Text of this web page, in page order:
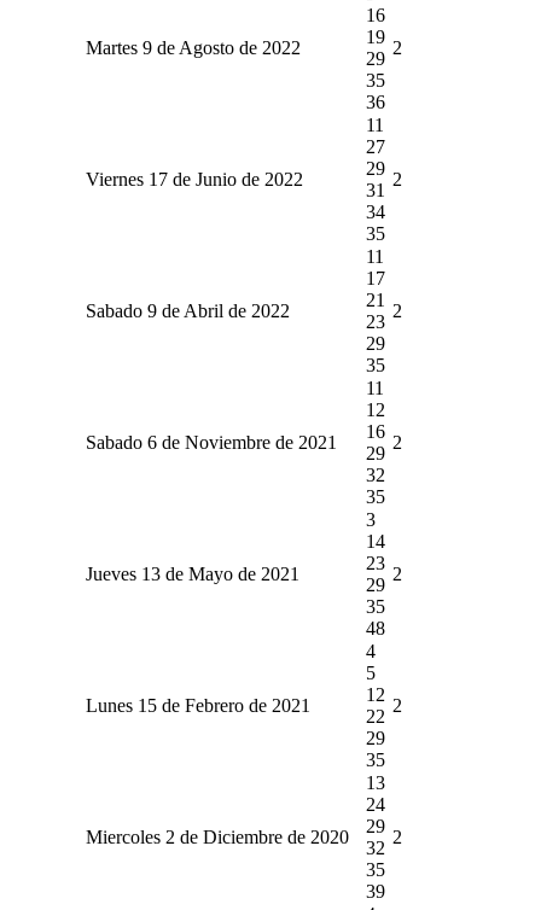
Martes 9 de Agosto de 2022
16
19
29
35
36
2
Viernes 17 de Junio de 2022
11
27
29
31
34
35
2
Sabado 9 de Abril de 2022
11
17
21
23
29
35
2
Sabado 6 de Noviembre de 2021
11
12
16
29
32
35
2
Jueves 13 de Mayo de 2021
3
14
23
29
35
48
2
Lunes 15 de Febrero de 2021
4
5
12
22
29
35
2
Miercoles 2 de Diciembre de 2020
13
24
29
32
35
39
2